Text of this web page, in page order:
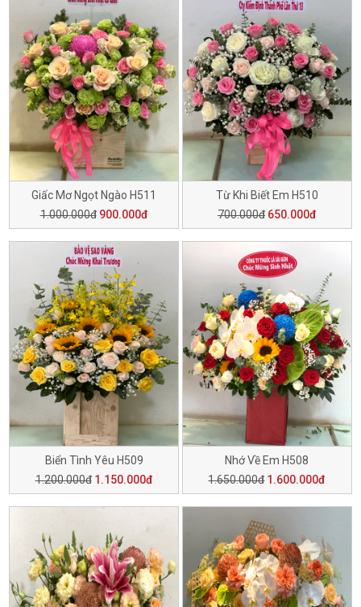
Giấc Mơ Ngọt Ngào H511
1.000.000đ 900.000đ
Từ Khi Biết Em H510
700.000đ 650.000đ
Biển Tình Yêu H509
1.200.000đ 1.150.000đ
Nhớ Về Em H508
1.650.000đ 1.600.000đ